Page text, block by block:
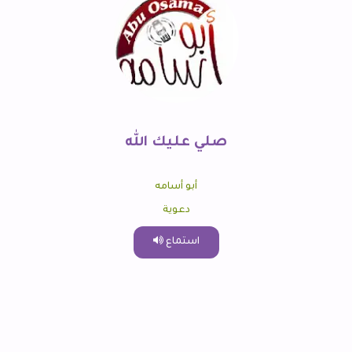
صلي عليك الله
أبو أسامه
دعوية
استماع